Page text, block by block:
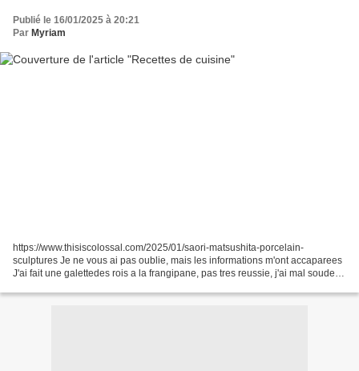
Publié le 16/01/2025 à 20:21
Par Myriam
https://www.thisiscolossal.com/2025/01/saori-matsushita-porcelain-
sculptures Je ne vous ai pas oublie, mais les informations m'ont accaparees
J'ai fait une galettedes rois a la frangipane, pas tres reussie, j'ai mal soudee